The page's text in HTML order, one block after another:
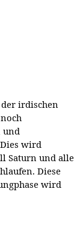
der irdischen
und
wird
Saturn und alle
Diese
wird